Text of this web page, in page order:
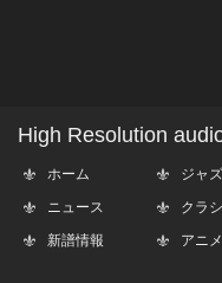
High Resolution
ホーム
ニュース
新譜情報
ジャ
クラ
アニメ